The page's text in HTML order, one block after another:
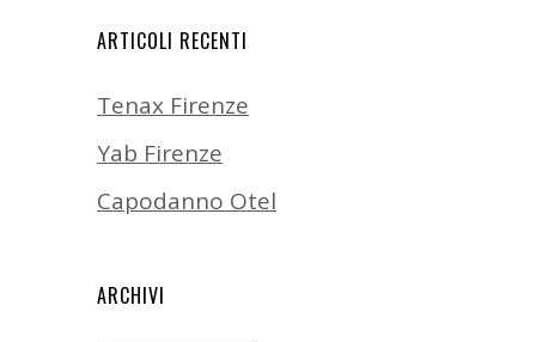
ARTICOLI RECENTI
Tenax Firenze
Yab Firenze
Capodanno Otel
ARCHIVI